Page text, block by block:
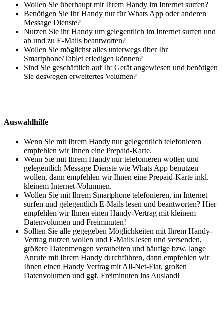
Wollen Sie überhaupt mit Ihrem Handy im Internet surfen?
Benötigen Sie Ihr Handy nur für Whats App oder anderen
Message Dienste?
Nutzen Sie ihr Handy um gelegentlich im Internet surfen und
ab und zu E-Mails beantworten?
Wollen Sie möglichst alles unterwegs über Ihr
Smartphone/Tablet erledigen können?
Sind Sie geschäftlich auf Ihr Gerät angewiesen und benötigen
Sie deswegen erweitertes Volumen?
Auswahlhilfe
Wenn Sie mit Ihrem Handy nur gelegentlich telefonieren
empfehlen wir Ihnen eine Prepaid-Karte.
Wenn Sie mit Ihrem Handy nur telefonieren wollen und
gelegentlich Message Dienste wie Whats App benutzen
wollen, dann empfehlen wir Ihnen eine Prepaid-Karte inkl.
kleinem Internet-Volumnen.
Wollen Sie mit Ihrem Smartphone telefonieren, im Internet
surfen und gelegentlich E-Mails lesen und beantworten? Hier
empfehlen wir Ihnen einen Handy-Vertrag mit kleinem
Datenvolumen und Freiminuten!
Sollten Sie alle gegegeben Möglichkeiten mit Ihrem Handy-
Vertrag nutzen wollen und E-Mails lesen und versenden,
größere Datenmengen verarbeiten und häufige bzw. lange
Anrufe mit Ihrem Handy durchführen, dann empfehlen wir
Ihnen einen Handy Vertrag mit All-Net-Flat, großen
Datenvolumen und ggf. Freiminuten ins Ausland!